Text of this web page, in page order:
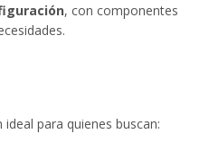
, con componentes
para quienes buscan: